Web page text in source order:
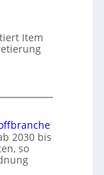
Item
2030 bis
so